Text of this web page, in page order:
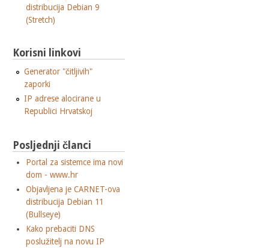
distribucija Debian 9
(Stretch)
Korisni linkovi
Generator "čitljivih"
zaporki
IP adrese alocirane u
Republici Hrvatskoj
Posljednji članci
Portal za sistemce ima novi
dom - www.hr
Objavljena je CARNET-ova
distribucija Debian 11
(Bullseye)
Kako prebaciti DNS
poslužitelj na novu IP